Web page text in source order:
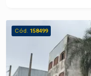
Cód. 158499